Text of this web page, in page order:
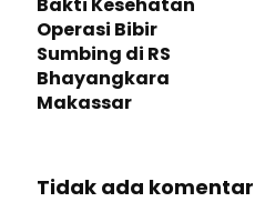
Operasi Bibir
Sumbing di RS
Bhayangkara
Makassar
Tidak ada komentar